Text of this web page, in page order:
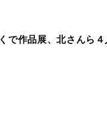
で作品展、北さんら